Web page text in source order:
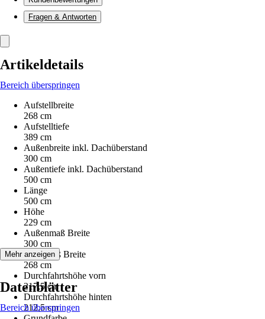
Fragen & Antworten
Artikeldetails
Bereich überspringen
Aufstellbreite
268 cm
Aufstelltiefe
389 cm
Außenbreite inkl. Dachüberstand
300 cm
Außentiefe inkl. Dachüberstand
500 cm
Länge
500 cm
Höhe
229 cm
Außenmaß Breite
300 cm
Innenmaß Breite
268 cm
Durchfahrtshöhe vorn
217,5 cm
Durchfahrtshöhe hinten
212,5 cm
Mehr anzeigen
Datenblätter
Bereich überspringen